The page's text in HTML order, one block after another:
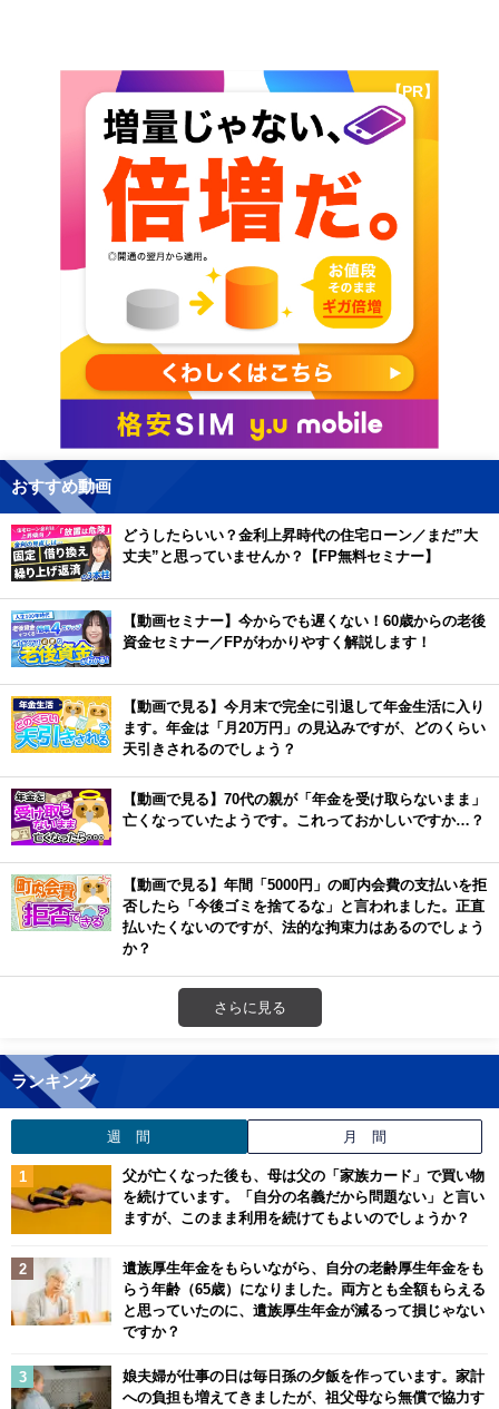
【PR】
おすすめ動画
どうしたらいい？金利上昇時代の住宅ローン／まだ”大
丈夫”と思っていませんか？【FP無料セミナー】
【動画セミナー】今からでも遅くない！60歳からの老後
資金セミナー／FPがわかりやすく解説します！
【動画で見る】今月末で完全に引退して年金生活に入り
ます。年金は「月20万円」の見込みですが、どのくらい
天引きされるのでしょう？
【動画で見る】70代の親が「年金を受け取らないまま」
亡くなっていたようです。これっておかしいですか…？
【動画で見る】年間「5000円」の町内会費の支払いを拒
否したら「今後ゴミを捨てるな」と言われました。正直
払いたくないのですが、法的な拘束力はあるのでしょう
か？
さらに見る
ランキング
週 間 月 間
父が亡くなった後も、母は父の「家族カード」で買い物
を続けています。「自分の名義だから問題ない」と言い
ますが、このまま利用を続けてもよいのでしょうか？
遺族厚生年金をもらいながら、自分の老齢厚生年金をも
らう年齢（65歳）になりました。両方とも全額もらえる
と思っていたのに、遺族厚生年金が減るって損じゃない
ですか？
娘夫婦が仕事の日は毎日孫の夕飯を作っています。家計
への負担も増えてきましたが、祖父母なら無償で協力す